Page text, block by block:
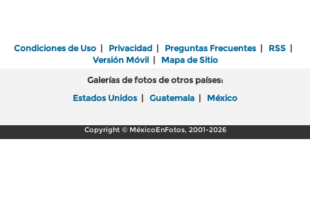
Condiciones de Uso | Privacidad | Preguntas Frecuentes | RSS |
Versión Móvil| Mapa de Sitio
Galerías de fotos de otros países:
Estados Unidos | Guatemala | México
Copyright © MéxicoEnFotos, 2001-2026